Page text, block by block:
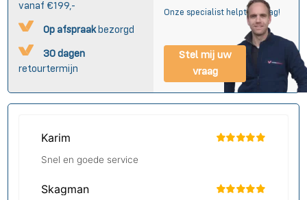
vanaf €199,-
Op afspraak bezorgd
30 dagen
retourtermijn
Onze specialist helpt u graag!
Stel mij uw
vraag